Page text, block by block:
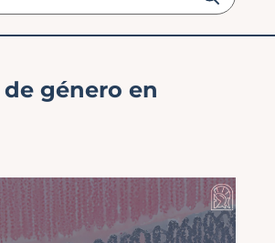
de género en